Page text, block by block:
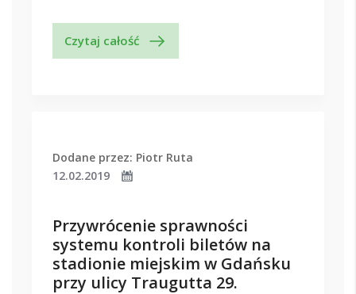
Czytaj całość
Dodane przez: Piotr Ruta
12.02.2019
Przywrócenie sprawności
systemu kontroli biletów na
stadionie miejskim w Gdańsku
przy ulicy Traugutta 29.